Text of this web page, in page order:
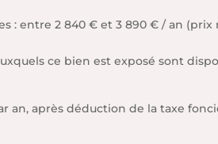
: entre 2 840 € et 3 890 € / an (prix
ce bien est exposé sont
an, après déduction de la taxe